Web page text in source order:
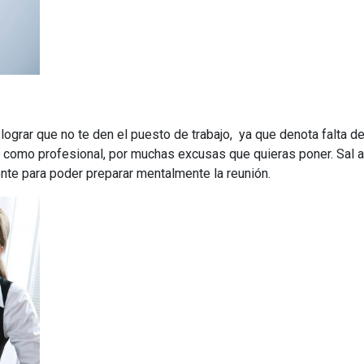
que no te den el puesto de trabajo, ya que denota falta de
profesional, por muchas excusas que quieras poner. Sal
para poder preparar mentalmente la reunión.